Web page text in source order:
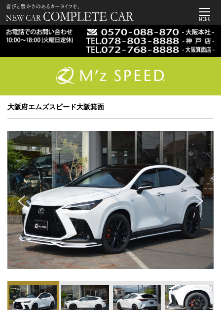
MENU
大阪府エムズスピード大阪箕面